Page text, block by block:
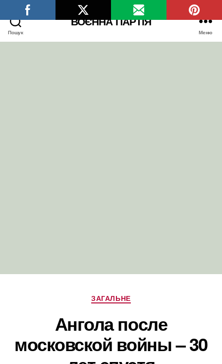
Пошук
ВОЄННА ПАРТІЯ
Меню
Категорії
ЗАГАЛЬНЕ
Ангола после
московской войны – 30